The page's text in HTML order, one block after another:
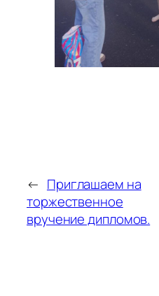
← Приглашаем на
торжественное
вручение дипломов.